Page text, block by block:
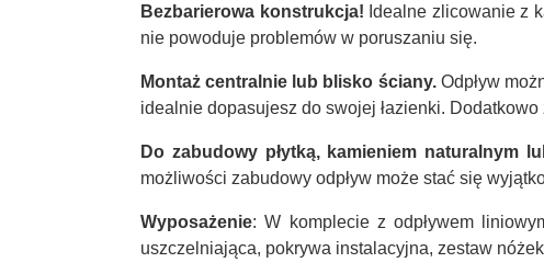
Bezbarierowa konstrukcja! Idealne zlicowanie z
nie powoduje problemów w poruszaniu się.
Montaż centralnie lub blisko ściany.Odpływ
idealnie dopasujesz do swojej łazienki.
Do zabudowy płytką, kamieniem naturalnym
możliwości zabudowy odpływ może stać się
Wyposażenie: W komplecie z odpływem
uszczelniająca, pokrywa instalacyjna, zestaw